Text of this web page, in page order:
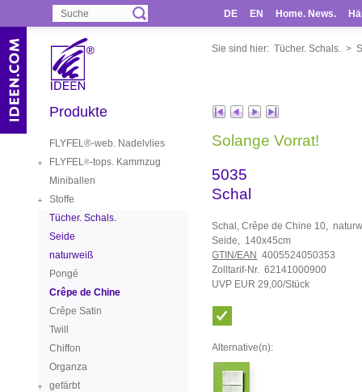
DE EN Home. News.
Sie sind hier: Tücher. Schals. >
Produkte
FLYFEL®-web. Nadelvlies
FLYFEL®-tops. Kammzug
Miniballen
Stoffe
Tücher. Schals.
Seide
naturweiß
Pongé
Crêpe de Chine
Crêpe Satin
Twill
Chiffon
Organza
gefärbt
Solange Vorrat!
5035
Schal
Schal, Crêpe de Chine 10,
Seide, 140x45cm
GTIN/EAN 4005524050353
Zolltarif-Nr. 62141000900
UVP EUR 29,00/Stück
Alternative(n):